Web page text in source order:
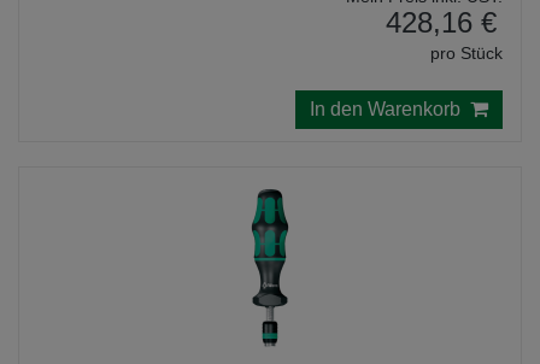
428,16 €
pro Stück
In den Warenkorb